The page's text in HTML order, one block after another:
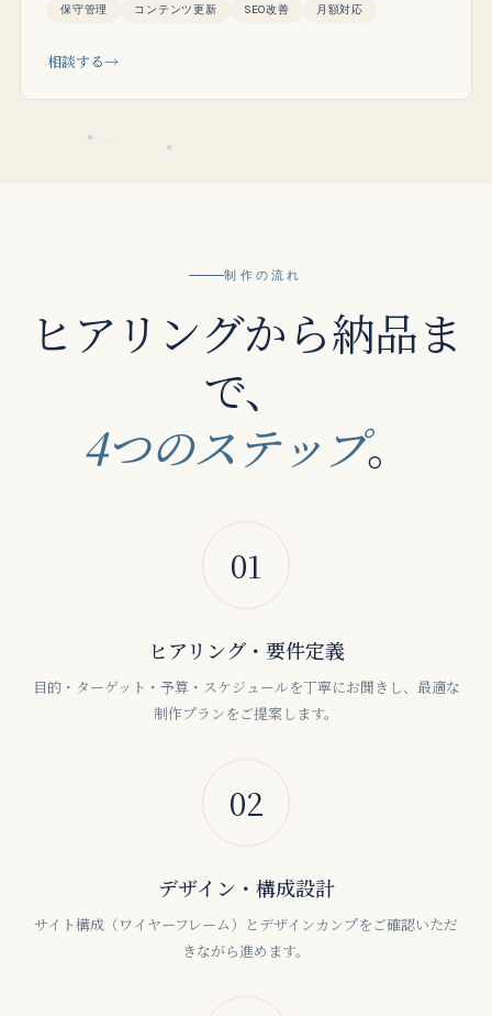
保守管理 コンテンツ更新 SEO改善 月額対応
相談する
制作の流れ
ヒアリングから納品ま
で、
4つのステップ。
01
ヒアリング・要件定義
目的・ターゲット・予算・スケジュールを丁寧にお聞きし、最適な
制作プランをご提案します。
02
デザイン・構成設計
サイト構成（ワイヤーフレーム）とデザインカンプをご確認いただ
きながら進めます。